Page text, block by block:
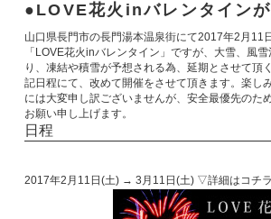
LOVE花火inバレンタイン
山口県長門市の長門湯本温泉街にて2017年2月11
「LOVE花火inバレンタイン」ですが、大雪、風
り、凍結や積雪が予想される為、延期とさせて頂
記日程にて、改めて開催をさせて頂きます。楽し
には大変申し訳ございませんが、安全最優先のた
お願い申し上げます。
日程
2017年2月11日(土) → 3月11日(土) ▽詳細はコチ